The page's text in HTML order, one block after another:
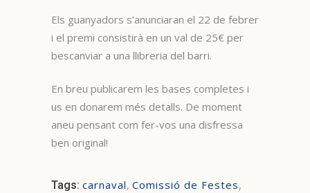
Els guanyadors s’anunciaran el 22 de febrer
i el premi consistirà en un val de 25€ per
bescanviar a una llibreria del barri.
En breu publicarem les bases completes i
us en donarem més detalls. De moment
aneu pensant com fer-vos una disfressa
ben original!
Tags: carnaval, Comissió de Festes,